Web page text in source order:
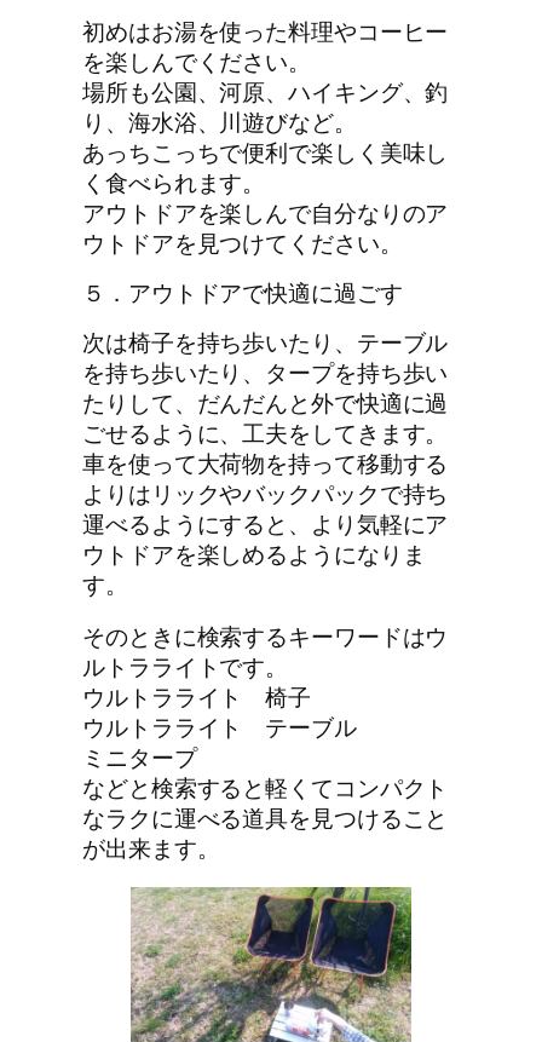
初めはお湯を使った料理やコーヒー
を楽しんでください。
場所も公園、河原、ハイキング、釣
り、海水浴、川遊びなど。
あっちこっちで便利で楽しく美味し
く食べられます。
アウトドアを楽しんで自分なりのア
ウトドアを見つけてください。
５．アウトドアで快適に過ごす
次は椅子を持ち歩いたり、テーブル
を持ち歩いたり、タープを持ち歩い
たりして、だんだんと外で快適に過
ごせるように、工夫をしてきます。
車を使って大荷物を持って移動する
よりはリックやバックパックで持ち
運べるようにすると、より気軽にア
ウトドアを楽しめるようになりま
す。
そのときに検索するキーワードはウ
ルトラライトです。
ウルトラライト 椅子
ウルトラライト テーブル
ミニタープ
などと検索すると軽くてコンパクト
なラクに運べる道具を見つけること
が出来ます。